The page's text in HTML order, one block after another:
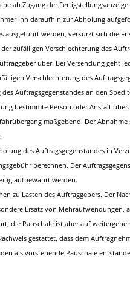
ab Zugang der
ihn daraufhin zur Abholung
ausgeführt werden, verkürzt sich die
zufälligen Verschlechterung des
über. Bei Versendung geht
Verschlechterung des
Auftragsgegenstandes an den
bestimmte Person oder Anstalt
maßgebend. Der Abnahme
des Auftragsgegenstandes in
berechnen. Der
aufbewahrt werden.
zu Lasten des Auftraggebers. Der
Ersatz von Mehraufwendungen,
die Pauschale ist aber auf
gestattet, dass dem
als vorstehende Pauschale